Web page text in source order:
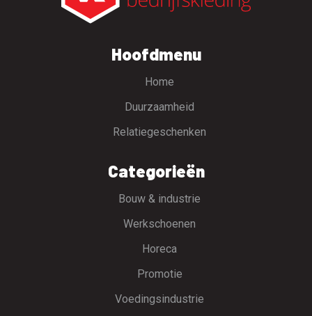
Hoofdmenu
Home
Duurzaamheid
Relatiegeschenken
Categorieën
Bouw & industrie
Werkschoenen
Horeca
Promotie
Voedingsindustrie